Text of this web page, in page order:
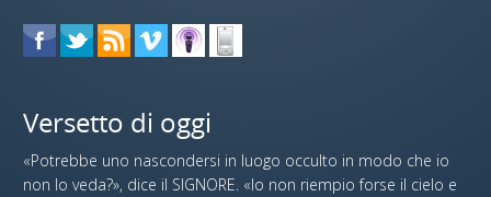
Versetto di oggi
«Potrebbe uno nascondersi in luogo occulto in modo che io
non lo veda?», dice il SIGNORE. «Io non riempio forse il cielo e